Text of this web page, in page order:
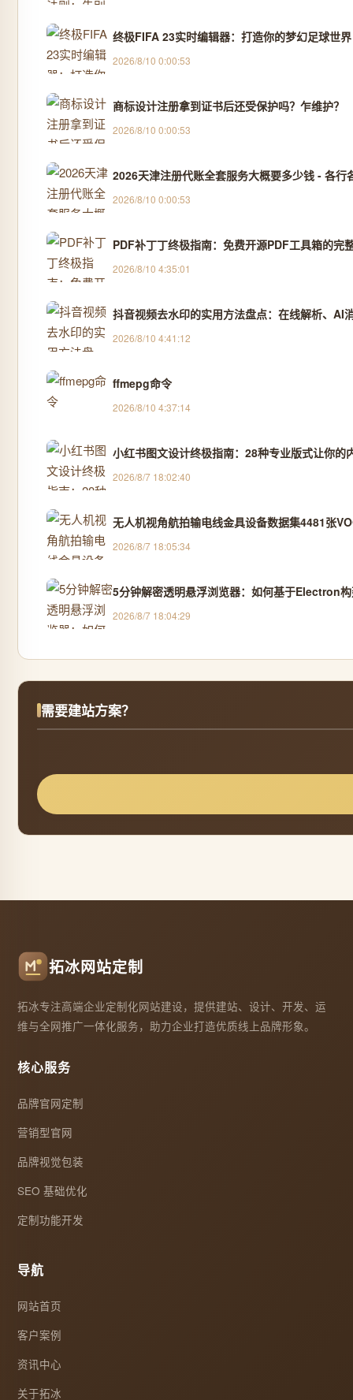
终极FIFA 23实时编辑器：打造你的梦幻足球世界
2026/8/10 0:00:53
商标设计注册拿到证书后还受保护吗？乍维护？
2026/8/10 0:00:53
2026天津注册代账全套服务大概要多少钱 - 各行
2026/8/10 0:00:53
PDF补丁丁终极指南：免费开源PDF工具箱的完
2026/8/10 4:35:01
抖音视频去水印的实用方法盘点：在线解析、AI
2026/8/10 4:41:12
ffmepg命令
2026/8/10 4:37:14
小红书图文设计终极指南：28种专业版式让你的
2026/8/7 18:02:40
无人机视角航拍输电线金具设备数据集4481张
2026/8/7 18:05:34
5分钟解密透明悬浮浏览器：如何基于Electron
2026/8/7 18:04:29
需要建站方案？
拓冰网站定制
拓冰专注高端企业定制化网站建设，提供建站、设计、开发、运
维与全网推广一体化服务，助力企业打造优质线上品牌形象。
核心服务
品牌官网定制
营销型官网
品牌视觉包装
SEO 基础优化
定制功能开发
导航
网站首页
客户案例
资讯中心
关于拓冰